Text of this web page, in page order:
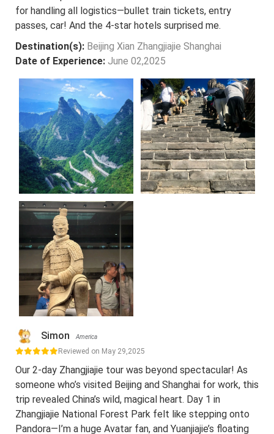
for handling all logistics—bullet train tickets, entry
passes, car! And the 4-star hotels surprised me.
Destination(s): Beijing Xian Zhangjiajie Shanghai
Date of Experience: June 02,2025
Simon America
Reviewed on May 29,2025
Our 2-day Zhangjiajie tour was beyond spectacular! As
someone who’s visited Beijing and Shanghai for work, this
trip revealed China’s wild, magical heart. Day 1 in
Zhangjiajie National Forest Park felt like stepping onto
Pandora—I’m a huge Avatar fan, and Yuanjiajie’s floating